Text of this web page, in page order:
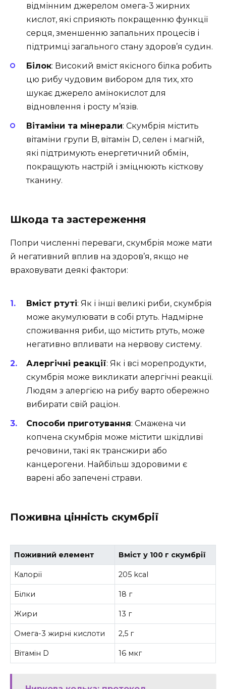
відмінним джерелом омега-3 жирних
кислот, які сприяють покращенню функції
серця, зменшенню запальних процесів і
підтримці загального стану здоров’я судин.
Білок: Високий вміст якісного білка робить
цю рибу чудовим вибором для тих, хто
шукає джерело амінокислот для
відновлення і росту м’язів.
Вітаміни та мінерали: Скумбрія містить
вітаміни групи B, вітамін D, селен і магній,
які підтримують енергетичний обмін,
покращують настрій і зміцнюють кісткову
тканину.
Шкода та застереження
Попри численні переваги, скумбрія може мати
й негативний вплив на здоров’я, якщо не
враховувати деякі фактори:
Вміст ртуті: Як і інші великі риби, скумбрія
може акумулювати в собі ртуть. Надмірне
споживання риби, що містить ртуть, може
негативно впливати на нервову систему.
Алергічні реакції: Як і всі морепродукти,
скумбрія може викликати алергічні реакції.
Людям з алергією на рибу варто обережно
вибирати свій раціон.
Способи приготування: Смажена чи
копчена скумбрія може містити шкідливі
речовини, такі як трансжири або
канцерогени. Найбільш здоровими є
варені або запечені страви.
Поживна цінність скумбрії
Поживний елемент Вміст у 100 г скумбрії
Калорії 205 kcal
Білки 18 г
Жири 13 г
Омега-3 жирні кислоти 2,5 г
Вітамін D 16 мкг